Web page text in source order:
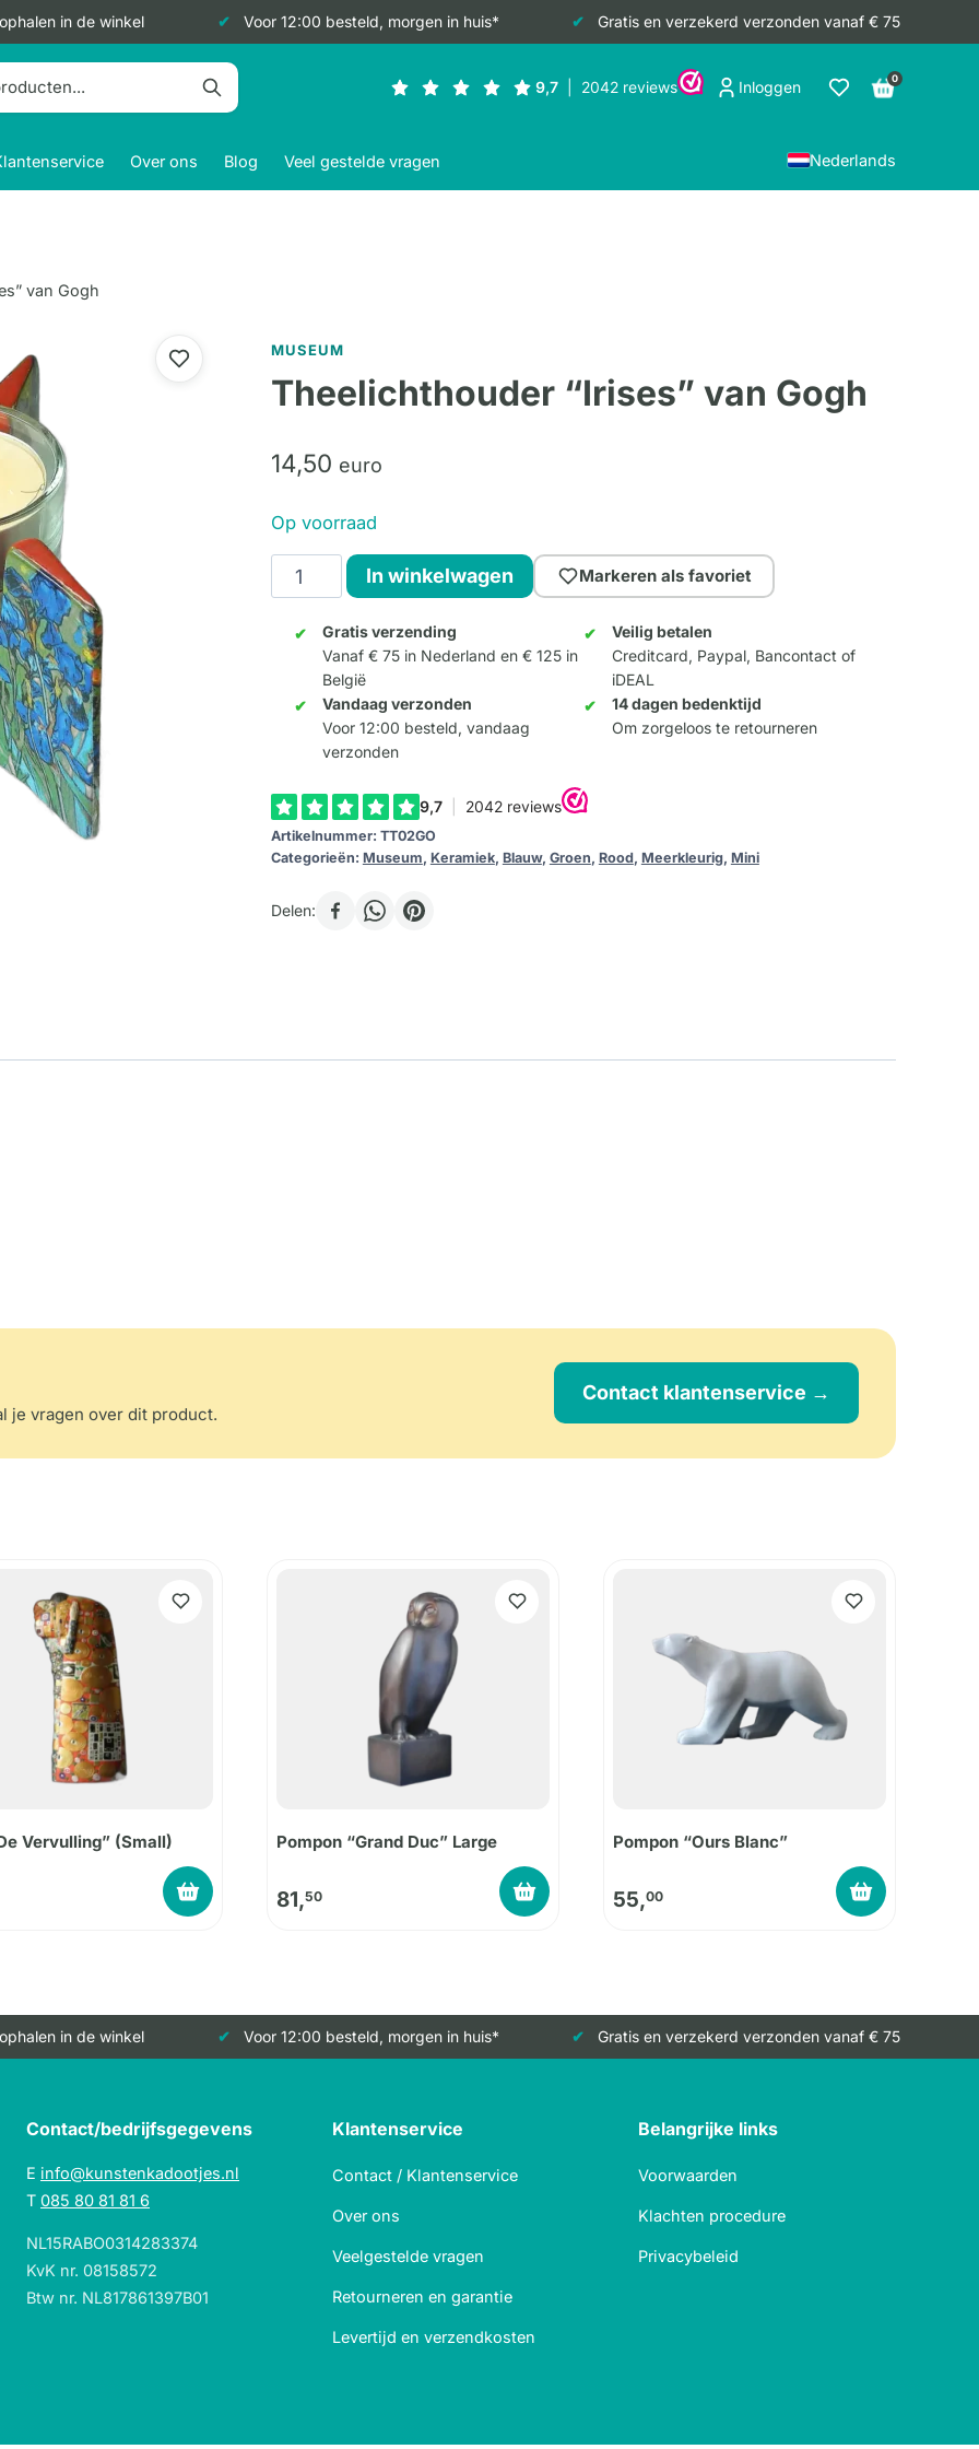
in de winkel Voor 12:00 besteld, morgen in huis* Gratis en verzekerd verzonden vanaf € 75
Inloggen 0
Over ons Blog Veel gestelde vragen Nederlands
van Gogh
MUSEUM
Theelichthouder “Irises” van Gogh
14,50 euro
Op voorraad
Theelichthouder
"Irises"
van
aantal
In winkelwagen Markeren als favoriet
Gratis verzending
Vanaf € 75 in Nederland en € 125 in
België
Veilig betalen
Creditcard, Paypal, Bancontact of
iDEAL
Vandaag verzonden
Voor 12:00 besteld, vandaag
verzonden
14 dagen bedenktijd
Om zorgeloos te retourneren
Artikelnummer: TT02GO
Categorieën: Museum, Keramiek, Blauw, Groen, Rood, Meerkleurig, Mini
Delen:
je vragen over dit product.
Contact klantenservice →
Vervulling” (Small) Pompon “Grand Duc” Large
81,50
Pompon “Ours Blanc”
55,00
in de winkel Voor 12:00 besteld, morgen in huis* Gratis en verzekerd verzonden vanaf € 75
Contact/bedrijfsgegevens
E info@kunstenkadootjes.nl
T 085 80 81 81 6
NL15RABO0314283374
KvK nr. 08158572
Btw nr. NL817861397B01
Klantenservice
Contact / Klantenservice
Over ons
Veelgestelde vragen
Retourneren en garantie
Levertijd en verzendkosten
Belangrijke links
Voorwaarden
Klachten procedure
Privacybeleid